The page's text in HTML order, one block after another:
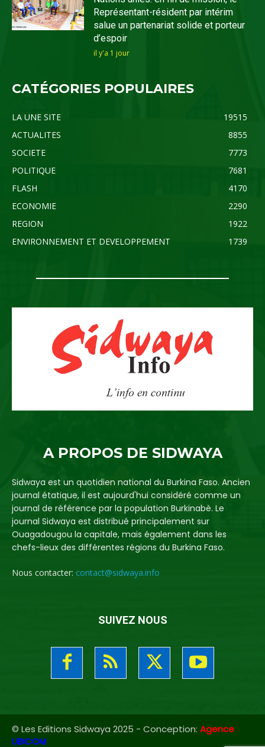
Représentant-résident par intérim
salue un partenariat solide et porteur
d’espoir
il y'a 1 jour
CATÉGORIES POPULAIRES
LA UNE SITE
19515
ACTUALITES
8855
SOCIETE
7773
POLITIQUE
7681
FLASH
4170
ECONOMIE
2290
REGION
1922
ENVIRONNEMENT ET DEVELOPPEMENT
1739
A PROPOS DE SIDWAYA
Sidwaya est un quotidien national du Burkina Faso. Ancien
journal étatique, il est aujourd'hui considéré comme un
journal de référence par la population Burkinabè. Le
journal Sidwaya est distribué principalement sur
Ouagadougou la capitale, mais également dans les
chefs-lieux des différentes régions du Burkina Faso.
Nous contacter: contact@sidwaya.info
SUIVEZ NOUS
© Les Editions Sidwaya 2025 - Conception: Agence
UBICOM